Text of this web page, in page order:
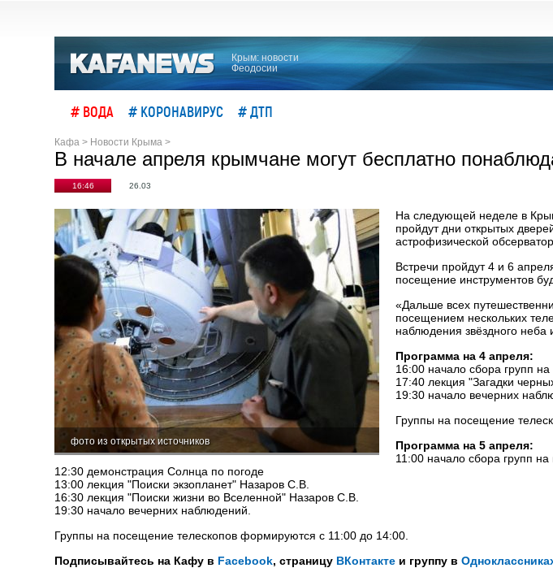
Крым: новости
Феодосии
# ВОДА # КОРОНАВИРУС # ДТП
Кафа > Новости Крыма >
В начале апреля крымчане могут бесплатно
16:46 26.03
фото из открытых источников
На следующей неделе в
пройдут дни открытых
астрофизической
Встречи пройдут 4 и 6
посещение инструментов
«Дальше всех
посещением нескольких
наблюдения звёздного неба
Программа на 4 апреля:
16:00 начало сбора групп
17:40 лекция "Загадки
19:30 начало вечерних
Группы на посещение
Программа на 5 апреля:
11:00 начало сбора групп
12:30 демонстрация Солнца по погоде
13:00 лекция "Поиски экзопланет" Назаров С.В.
16:30 лекция "Поиски жизни во Вселенной" Назаров С.В.
19:30 начало вечерних наблюдений.
Группы на посещение телескопов формируются с 11:00 до 14:00.
Подписывайтесь на Кафу в Facebook, страницу ВКонтакте и группу в